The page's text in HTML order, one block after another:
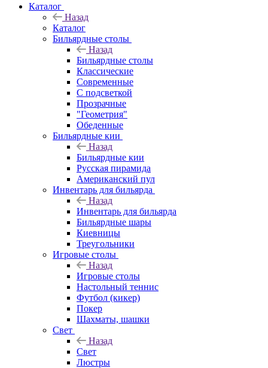
Каталог
Назад
Каталог
Бильярдные столы
Назад
Бильярдные столы
Классические
Современные
С подсветкой
Прозрачные
"Геометрия"
Обеденные
Бильярдные кии
Назад
Бильярдные кии
Русская пирамида
Американский пул
Инвентарь для бильярда
Назад
Инвентарь для бильярда
Бильярдные шары
Киевницы
Треугольники
Игровые столы
Назад
Игровые столы
Настольный теннис
Футбол (кикер)
Покер
Шахматы, шашки
Свет
Назад
Свет
Люстры